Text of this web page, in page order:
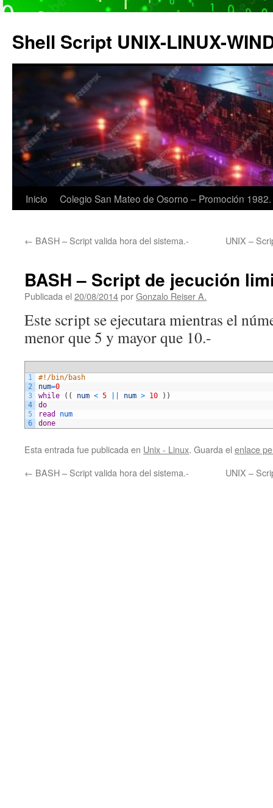
contenido
Shell Script UNIX-LINUX-
Inicio Colegio San Mateo de Osorno – Promoción 1982.
← BASH – Script valida hora del sistema.- UNIX –
BASH – Script de jecución
Publicada el 20/08/2014porGonzalo Reiser A.
Este script se ejecutara mientras el
menor que 5 y mayor que 10.-
1
2
3
4
5
6
#!/bin/bash
num=0
while
( ( num < 5 num > 10 ) )
do
read
num
done
Esta entrada fue publicada en Unix - Linux. Guarda el enlace
← BASH – Script valida hora del sistema.- UNIX –